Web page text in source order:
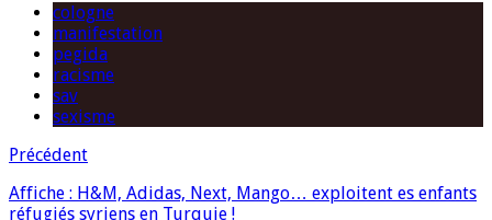
cologne
manifestation
pegida
racisme
sav
sexisme
Précédent
Affiche : H&M, Adidas, Next, Mango… exploitent es enfants
réfugiés syriens en Turquie !